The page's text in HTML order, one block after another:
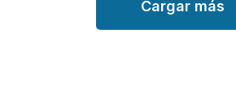
Cargar más